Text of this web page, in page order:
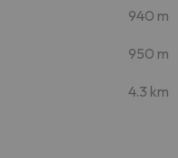
940 m
950 m
4.3 km